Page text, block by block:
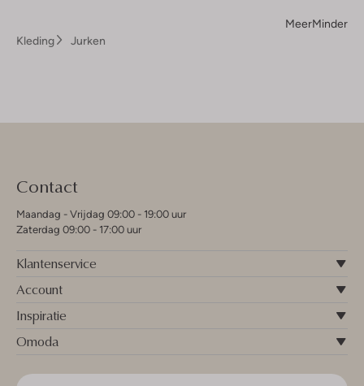
MeerMinder
Kleding
Jurken
Contact
Maandag - Vrijdag 09:00 - 19:00 uur
Zaterdag 09:00 - 17:00 uur
Klantenservice
Account
Inspiratie
Omoda